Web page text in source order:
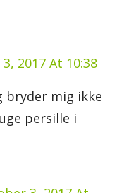
2017 At 10:38
bryder mig ikke
persille i